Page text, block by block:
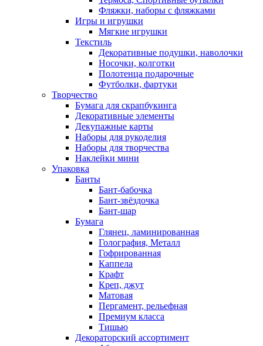
Фляжки, наборы с фляжками
Игры и игрушки
Мягкие игрушки
Текстиль
Декоративные подушки, наволочки
Носочки, колготки
Полотенца подарочные
Футболки, фартуки
Творчество
Бумага для скрапбукинга
Декоративные элементы
Декупажные карты
Наборы для рукоделия
Наборы для творчества
Наклейки мини
Упаковка
Банты
Бант-бабочка
Бант-звёздочка
Бант-шар
Бумага
Глянец, ламинированная
Голография, Металл
Гофрированная
Каппела
Крафт
Креп, джут
Матовая
Пергамент, рельефная
Премиум класса
Тишью
Декораторский ассортимент